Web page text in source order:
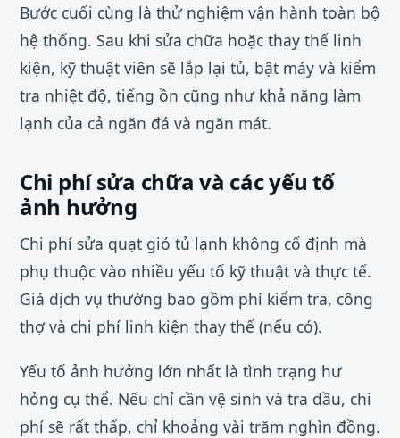
Bước cuối cùng là thử nghiệm vận hành toàn bộ
hệ thống. Sau khi sửa chữa hoặc thay thế linh
kiện, kỹ thuật viên sẽ lắp lại tủ, bật máy và kiểm
tra nhiệt độ, tiếng ồn cũng như khả năng làm
lạnh của cả ngăn đá và ngăn mát.
Chi phí sửa chữa và các yếu tố
ảnh hưởng
Chi phí sửa quạt gió tủ lạnh không cố định mà
phụ thuộc vào nhiều yếu tố kỹ thuật và thực tế.
Giá dịch vụ thường bao gồm phí kiểm tra, công
thợ và chi phí linh kiện thay thế (nếu có).
Yếu tố ảnh hưởng lớn nhất là tình trạng hư
hỏng cụ thể. Nếu chỉ cần vệ sinh và tra dầu, chi
phí sẽ rất thấp, chỉ khoảng vài trăm nghìn đồng.